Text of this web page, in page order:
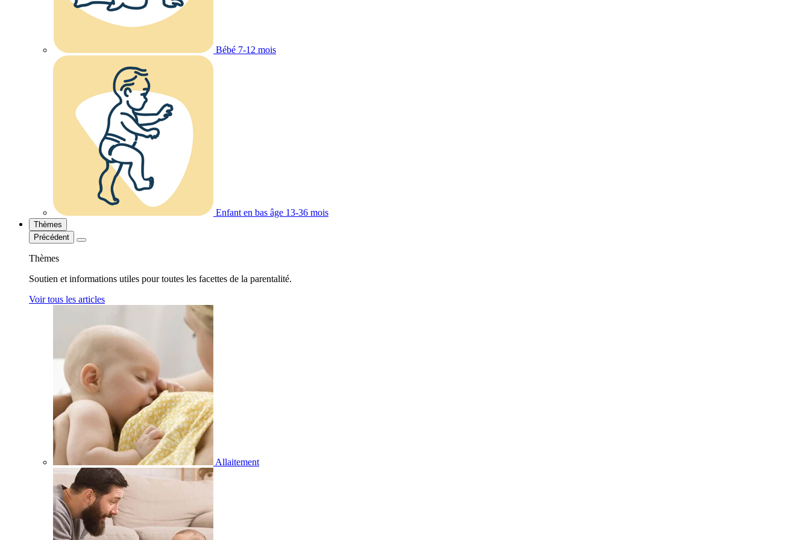
Bébé 7-12 mois
Enfant en bas âge 13-36 mois
Thèmes
Précédent
Thèmes
Soutien et informations utiles pour toutes les facettes de la parentalité.
Voir tous les articles
Allaitement